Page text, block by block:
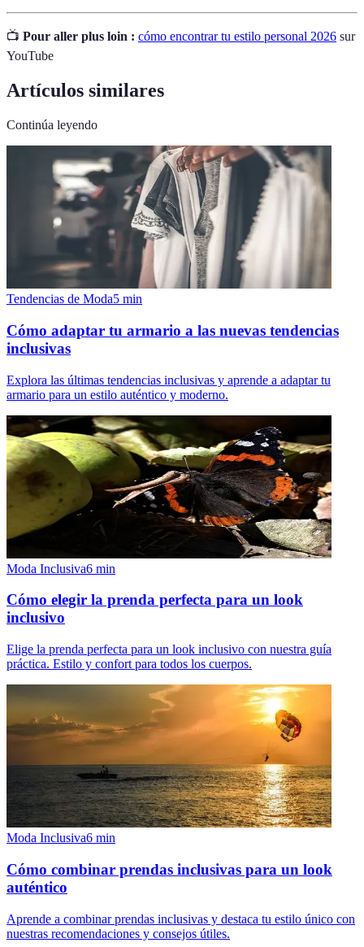
📺 Pour aller plus loin : cómo encontrar tu estilo personal 2026 sur
YouTube
Artículos similares
Continúa leyendo
Tendencias de Moda5 min
Cómo adaptar tu armario a las nuevas tendencias
inclusivas
Explora las últimas tendencias inclusivas y aprende a adaptar tu
armario para un estilo auténtico y moderno.
Moda Inclusiva6 min
Cómo elegir la prenda perfecta para un look
inclusivo
Elige la prenda perfecta para un look inclusivo con nuestra guía
práctica. Estilo y confort para todos los cuerpos.
Moda Inclusiva6 min
Cómo combinar prendas inclusivas para un look
auténtico
Aprende a combinar prendas inclusivas y destaca tu estilo único con
nuestras recomendaciones y consejos útiles.